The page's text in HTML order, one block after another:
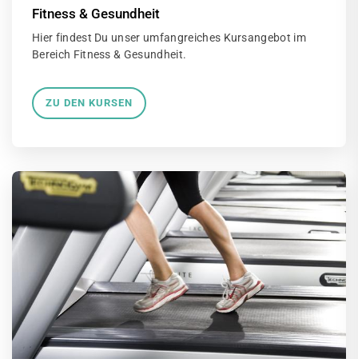
Fitness & Gesundheit
Hier findest Du unser umfangreiches Kursangebot im
Bereich Fitness & Gesundheit.
ZU DEN KURSEN